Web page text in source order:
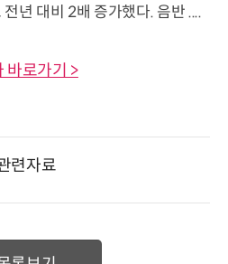
년 대비 2배 증가했다. 음반 ....
바로가기 >
련자료